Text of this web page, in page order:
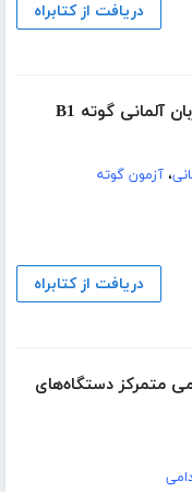
دریافت از کتابراه
،آزمون گوته
دریافت از کتابراه
متمرکز دستگاه‌های